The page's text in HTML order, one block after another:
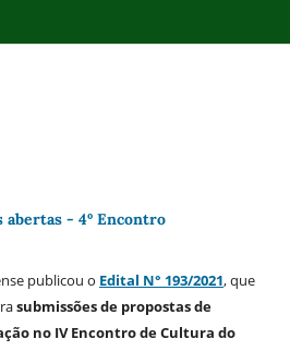
abertas - 4º Encontro
publicou o Edital N° 193/2021, que
submissões de propostas de
no IV Encontro de Cultura do